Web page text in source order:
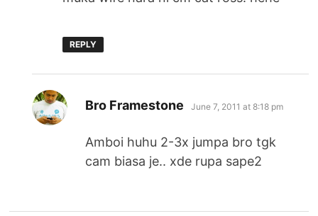
REPLY
Bro Framestone says:
June 7, 2011 at 8:18 pm
Amboi huhu 2-3x jumpa bro tgk
cam biasa je.. xde rupa sape2